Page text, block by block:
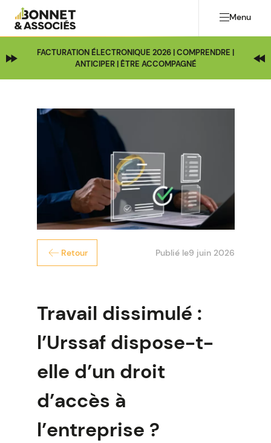
Menu
FACTURATION ÉLECTRONIQUE 2026 | COMPRENDRE |
ANTICIPER | ÊTRE ACCOMPAGNÉ
Retour Publié le9 juin 2026
Travail dissimulé :
l’Urssaf dispose-t-
elle d’un droit
d’accès à
l’entreprise ?